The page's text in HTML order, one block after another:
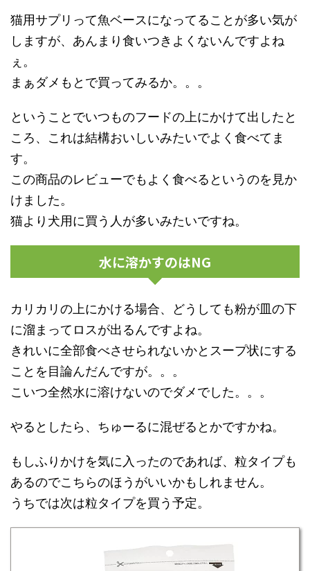
猫用サプリって魚ベースになってることが多い気が
しますが、あんまり食いつきよくないんですよね
ぇ。
まぁダメもとで買ってみるか。。。
ということでいつものフードの上にかけて出したと
ころ、これは結構おいしいみたいでよく食べてま
す。
この商品のレビューでもよく食べるというのを見か
けました。
猫より犬用に買う人が多いみたいですね。
水に溶かすのはNG
カリカリの上にかける場合、どうしても粉が皿の下
に溜まってロスが出るんですよね。
きれいに全部食べさせられないかとスープ状にする
ことを目論んだんですが。。。
こいつ全然水に溶けないのでダメでした。。。
やるとしたら、ちゅーるに混ぜるとかですかね。
もしふりかけを気に入ったのであれば、粒タイプも
あるのでこちらのほうがいいかもしれません。
うちでは次は粒タイプを買う予定。